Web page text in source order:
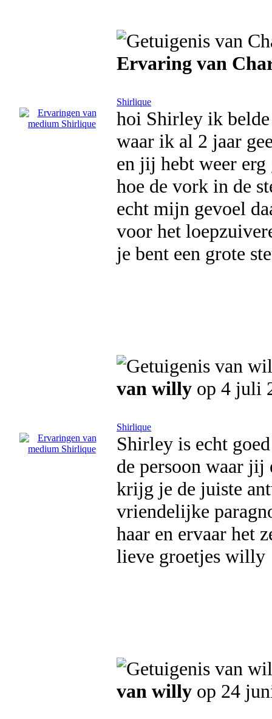
Ervaring van
Shirlique
hoi Shirley ik
waar ik al 2 jaar
en jij hebt weer erg
hoe de vork in de
echt mijn gevoel
voor het
je bent een grote
van willy op 4 juli
Shirlique
Shirley is echt
de persoon waar jij
krijg je de juiste
vriendelijke
haar en ervaar het
lieve groetjes willy
van willy op 24